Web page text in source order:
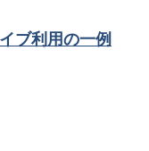
ブ利用の一例